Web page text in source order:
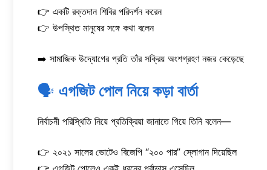
👉 একটি রক্তদান শিবির পরিদর্শন করেন
👉 উপস্থিত মানুষের সঙ্গে কথা বলেন
➡️ সামাজিক উদ্যোগের প্রতি তাঁর সক্রিয় অংশগ্রহণ নজর কেড়েছে
🗣️ এগজিট পোল নিয়ে কড়া বার্তা
নির্বাচনী পরিস্থিতি নিয়ে প্রতিক্রিয়া জানাতে গিয়ে তিনি বলেন—
👉 ২০২১ সালের ভোটেও বিজেপি “২০০ পার” স্লোগান দিয়েছিল